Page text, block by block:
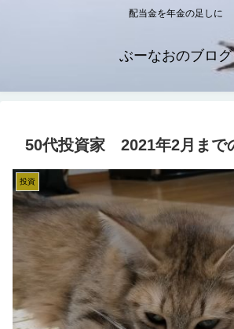
配当金を年金の足しに
ぶーなおのブログ
50代投資家 2021年2月まで
投資